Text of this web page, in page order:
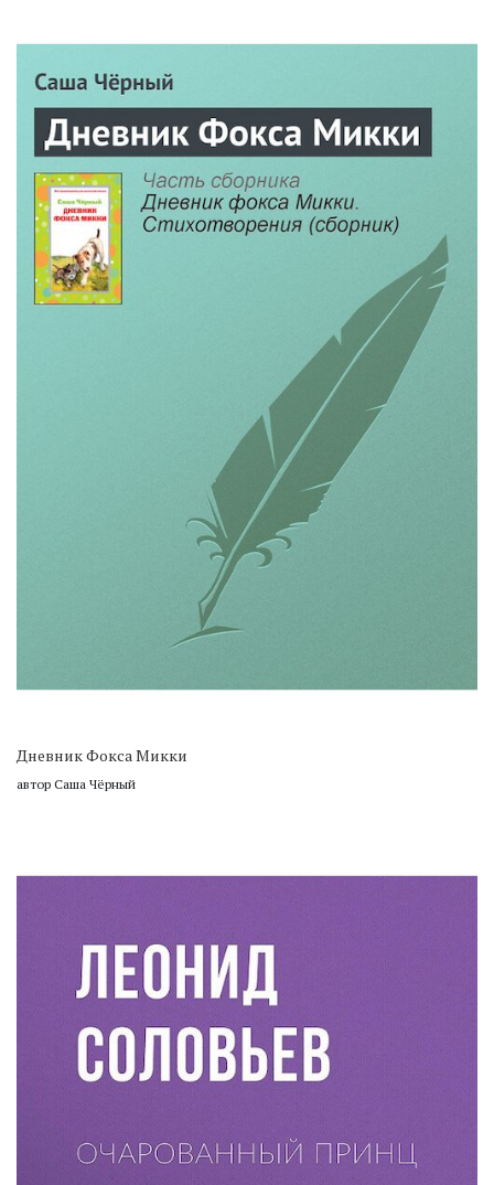
Дневник Фокса Микки
автор Саша Чёрный